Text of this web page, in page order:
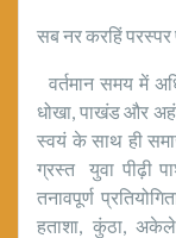
सब नर करहिं परस्पर
वर्तमान समय में
धोखा, पाखंड और
स्वयं के साथ ही
ग्रस्त युवा पीढ़ी
तनावपूर्ण
हताशा, कुंठा,